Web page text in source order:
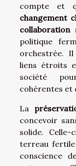
compte et
changement
collaboration
politique
orchestrée.
liens étroits
société
cohérentes et
La
concevoir
solide.
terreau
conscience